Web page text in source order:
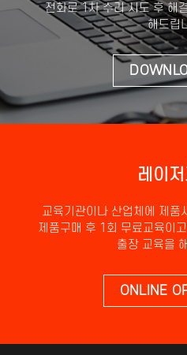
전화로 1차 수리 시도 후 해
해드립
레이
교육기관이나 산업체에 제품
제품구매 후 1회 무료교육이
출장 교육을
ONLINE